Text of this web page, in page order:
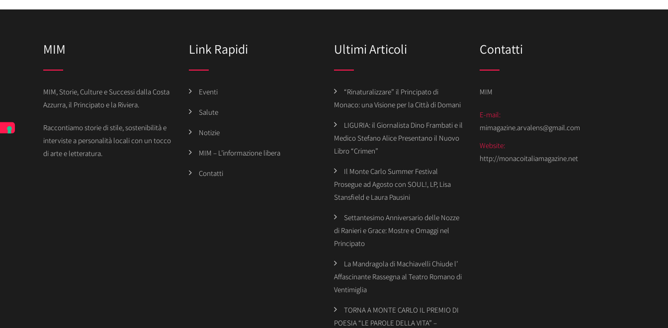
MIM
MIM, Storie, Culture e Successi dalla Costa
Azzurra, il Principato e la Riviera.
Raccontiamo storie di stile, sostenibilità e
interviste a personalità locali con un tocco
di arte e letteratura.
Link Rapidi
Eventi
Salute
Notizie
MIM – L’informazione libera
Contatti
Ultimi Articoli
“Rinaturalizzare” il Principato di
Monaco: una Visione per la Città di Domani
LIGURIA: il Giornalista Dino Frambati e il
Medico Stefano Alice Presentano il Nuovo
Libro “Crimen”
Il Monte Carlo Summer Festival
Prosegue ad Agosto con SOUL!, LP, Lisa
Stansfield e Laura Pausini
Settantesimo Anniversario delle Nozze
di Ranieri e Grace: Mostre e Omaggi nel
Principato
La Mandragola di Machiavelli Chiude l’
Affascinante Rassegna al Teatro Romano di
Ventimiglia
TORNA A MONTE CARLO IL PREMIO DI
POESIA “LE PAROLE DELLA VITA” –
Contatti
MIM
E-mail:
mimagazine.arvalens@gmail.com
Website:
http://monacoitaliamagazine.net